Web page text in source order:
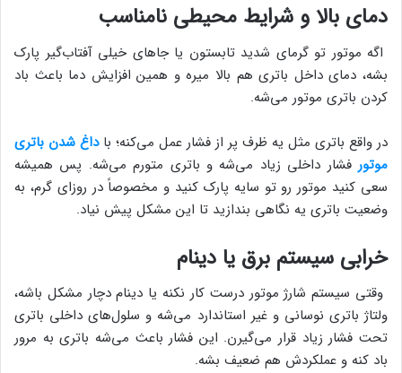
دمای بالا و شرایط محیطی نامناسب
اگه موتور تو گرمای شدید تابستون یا جاهای خیلی آفتاب‌گیر پارک
بشه، دمای داخل باتری هم بالا میره و همین افزایش دما باعث باد
کردن باتری موتور می‌شه.
در واقع باتری مثل یه ظرف پر از فشار عمل می‌کنه؛ باداغ شدن باتری
موتور فشار داخلی زیاد می‌شه و باتری متورم می‌شه. پس همیشه
سعی کنید موتور رو تو سایه پارک کنید و مخصوصاً در روزای گرم، به
وضعیت باتری یه نگاهی بندازید تا این مشکل پیش نیاد.
خرابی سیستم برق یا دینام
وقتی سیستم شارژ موتور درست کار نکنه یا دینام دچار مشکل باشه،
ولتاژ باتری نوسانی و غیر استاندارد می‌شه و سلول‌های داخلی باتری
تحت فشار زیاد قرار می‌گیرن. این فشار باعث می‌شه باتری به مرور
باد کنه و عملکردش هم ضعیف بشه.